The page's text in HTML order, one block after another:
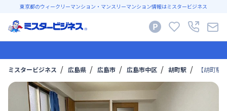
東京都のウィークリーマンション・マンスリーマンション情報はミスタービジネス
ミスタービジネス 広島県 広島市 広島市中区 胡町駅 【胡町